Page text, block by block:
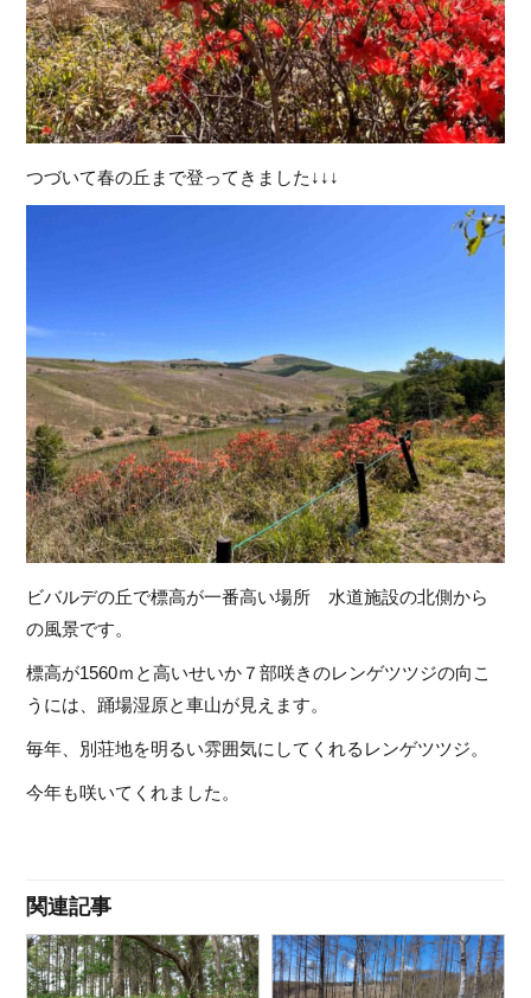
つづいて春の丘まで登ってきました↓↓↓
ビバルデの丘で標高が一番高い場所 水道施設の北側から
の風景です。
標高が1560ｍと高いせいか７部咲きのレンゲツツジの向こ
うには、踊場湿原と車山が見えます。
毎年、別荘地を明るい雰囲気にしてくれるレンゲツツジ。
今年も咲いてくれました。
関連記事